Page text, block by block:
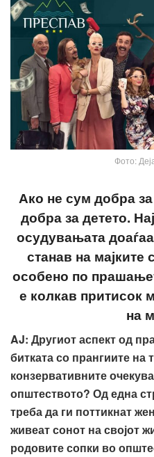
Фото:
Ако не сум добра
добра за детето.
осудувањата
станав на
особено по
е колкав притисок
на
AJ: Другиот аспект од
битката со прангиите на
конзервативните
општеството? Од една
треба да ги поттикнат
живеат сонот на својот
родовите сопки во